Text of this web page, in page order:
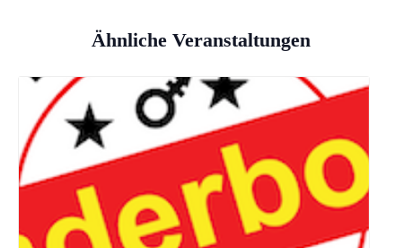
Ähnliche Veranstaltungen